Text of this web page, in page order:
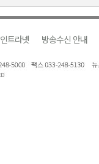
인트라넷 방송수신 안내